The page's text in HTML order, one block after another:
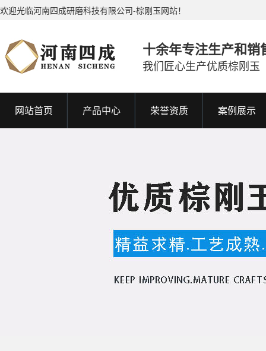
欢迎光临河南四成研磨科技有限公司-棕刚玉网站！
十余年专注生产和销
我们匠心生产优质棕刚玉
网站首页 产品中心 荣誉资质 案例展示